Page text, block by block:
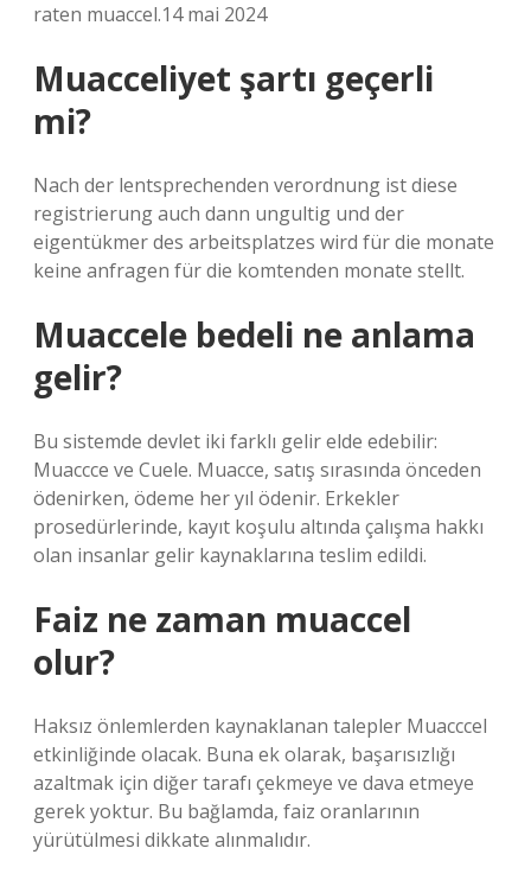
raten muaccel.14 mai 2024
Muacceliyet şartı geçerli
mi?
Nach der lentsprechenden verordnung ist diese
registrierung auch dann ungultig und der
eigentükmer des arbeitsplatzes wird für die monate
keine anfragen für die komtenden monate stellt.
Muaccele bedeli ne anlama
gelir?
Bu sistemde devlet iki farklı gelir elde edebilir:
Muaccce ve Cuele. Muacce, satış sırasında önceden
ödenirken, ödeme her yıl ödenir. Erkekler
prosedürlerinde, kayıt koşulu altında çalışma hakkı
olan insanlar gelir kaynaklarına teslim edildi.
Faiz ne zaman muaccel
olur?
Haksız önlemlerden kaynaklanan talepler Muacccel
etkinliğinde olacak. Buna ek olarak, başarısızlığı
azaltmak için diğer tarafı çekmeye ve dava etmeye
gerek yoktur. Bu bağlamda, faiz oranlarının
yürütülmesi dikkate alınmalıdır.